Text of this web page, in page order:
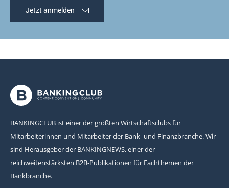
Jetzt anmelden
BANKINGCLUB ist einer der größten Wirtschaftsclubs für
Mitarbeiterinnen und Mitarbeiter der Bank- und Finanzbranche. Wir
sind Herausgeber der BANKINGNEWS, einer der
reichweitenstärksten B2B-Publikationen für Fachthemen der
Bankbranche.